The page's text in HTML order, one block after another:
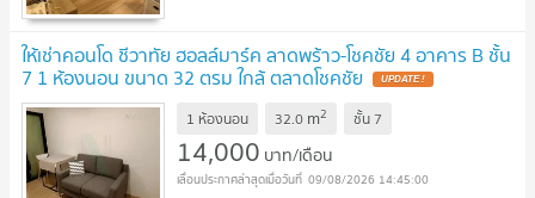
ให้เช่าคอนโด ชีวาทัย ฮอลล์มาร์ค ลาดพร้าว-โชคชัย 4 อาคาร B ชั้น
7 1 ห้องนอน ขนาด 32 ตรม ใกล้ ตลาดโชคชัย UPDATE !
1 ห้องนอน 32.0 m2 ชั้น 7
14,000 บาท/เดือน
09/08/2026 14:45:00